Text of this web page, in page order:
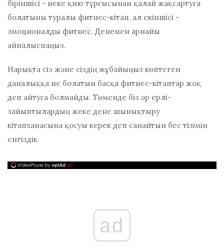
біріншісі - неке қию тұрғысынан қалай жақсартуға
болатыны туралы фитнес-кітап, ал екіншісі -
эмоционалды фитнес. Денемен арнайы
айналыспаңыз.
Нарықта сіз және сіздің жұбайыңыз көптеген
даналыққа ие болатын басқа фитнес-кітаптар жоқ
деп айтуға болмайды. Төменде біз әр ерлі-
зайыптылардың жеке дене шынықтыру
кітапханасына қосуы керек деп санайтын бес тізімін
енгіздік.
ad